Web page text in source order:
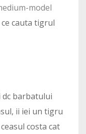
model
cauta tigrul
barbatului
ii iei un tigru
costa cat